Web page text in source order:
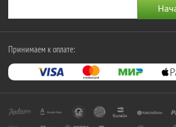
Принимаем к оплате: